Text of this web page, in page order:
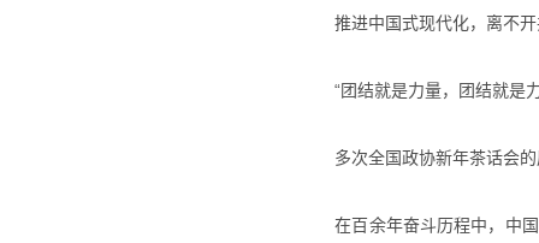
推进中国式现代化，离不开
“团结就是力量，团结就是
多次全国政协新年茶话会的
在百余年奋斗历程中，中国